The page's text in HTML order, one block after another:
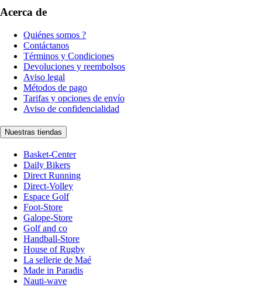
Acerca de
Quiénes somos ?
Contáctanos
Términos y Condiciones
Devoluciones y reembolsos
Aviso legal
Métodos de pago
Tarifas y opciones de envío
Aviso de confidencialidad
Nuestras tiendas
Basket-Center
Daily Bikers
Direct Running
Direct-Volley
Espace Golf
Foot-Store
Galope-Store
Golf and co
Handball-Store
House of Rugby
La sellerie de Maé
Made in Paradis
Nauti-wave